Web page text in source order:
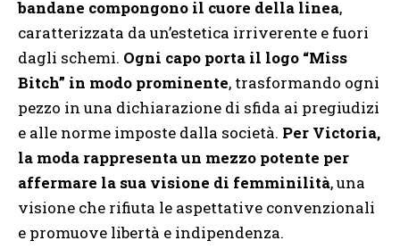
bandane compongono il cuore della linea,
caratterizzata da un’estetica irriverente e fuori
dagli schemi. Ogni capo porta il logo “Miss
Bitch” in modo prominente, trasformando ogni
pezzo in una dichiarazione di sfida ai pregiudizi
e alle norme imposte dalla società. Per Victoria,
la moda rappresenta un mezzo potente per
affermare la sua visione di femminilità, una
visione che rifiuta le aspettative convenzionali
e promuove libertà e indipendenza.